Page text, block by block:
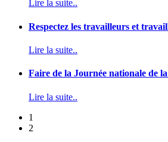
Lire la suite..
Respectez les travailleurs et
Lire la suite..
Faire de la Journée nationale de
Lire la suite..
1
2